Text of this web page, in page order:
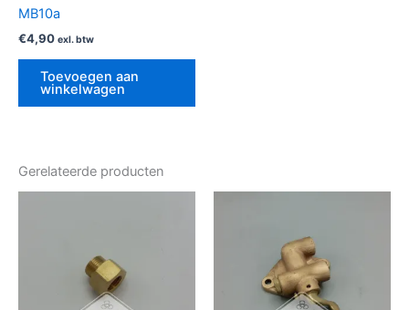
MB10a
€4,90 exl. btw
Toevoegen aan
winkelwagen
Gerelateerde producten